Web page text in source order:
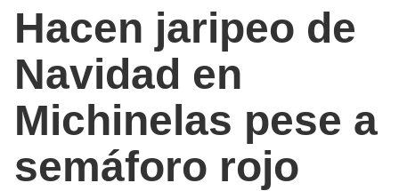
Hacen jaripeo de
Navidad en
Michinelas pese a
semáforo rojo